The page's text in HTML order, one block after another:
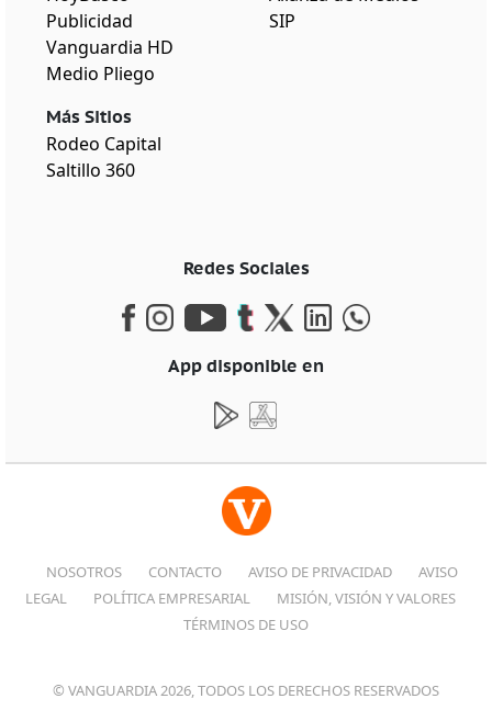
Publicidad
Vanguardia HD
Medio Pliego
Más Sitios
Rodeo Capital
Saltillo 360
SIP
Redes Sociales
App disponible en
NOSOTROS CONTACTO AVISO DE PRIVACIDAD
AVISO
LEGAL
POLÍTICA EMPRESARIAL
MISIÓN, VISIÓN Y VALORES
TÉRMINOS DE USO
© VANGUARDIA 2026, TODOS LOS DERECHOS RESERVADOS